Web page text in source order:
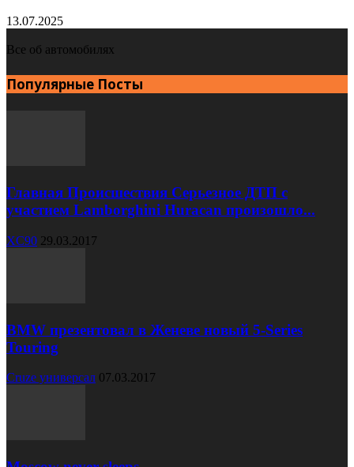
13.07.2025
Все об автомобилях
Популярные Посты
Главная Происшествия Серьезное ДТП с
участием Lamborghini Huracan произошло...
XC90 29.03.2017
BMW презентовал в Женеве новый 5-Series
Touring
Cruze универсал 07.03.2017